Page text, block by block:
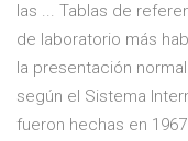
las ... Tablas de
de laboratorio más
la presentación
según el Sistema
fueron hechas en